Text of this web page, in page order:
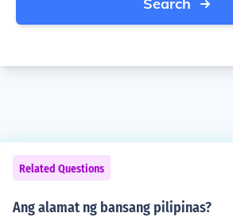
Related Questions
Ang alamat ng bansang pilipinas?